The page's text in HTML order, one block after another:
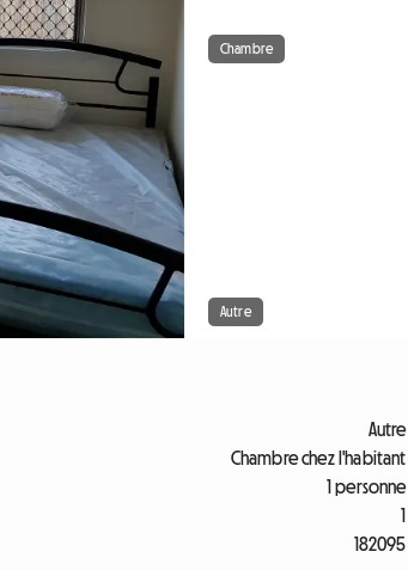
Chambre
Autre
Autre
Chambre chez l'habitant
1 personne
1
182095